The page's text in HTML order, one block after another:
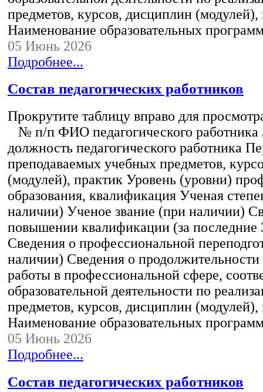
предметов, курсов, дисциплин (модулей),
Наименование образовательных
05 Июнь 2026
Подробнее...
Состав педагогических работников
Прокрутите таблицу вправо для
№ п/п ФИО педагогического работника
должность педагогического работника
преподаваемых учебных предметов,
(модулей), практик Уровень (уровни)
образования, квалификация Ученая
наличии) Ученое звание (при наличии)
повышении квалификации (за последние
Сведения о профессиональной
наличии) Сведения о
работы в профессиональной сфере,
образовательной деятельности по
предметов, курсов, дисциплин (модулей),
Наименование образовательных
05 Июнь 2026
Подробнее...
Состав педагогических работников